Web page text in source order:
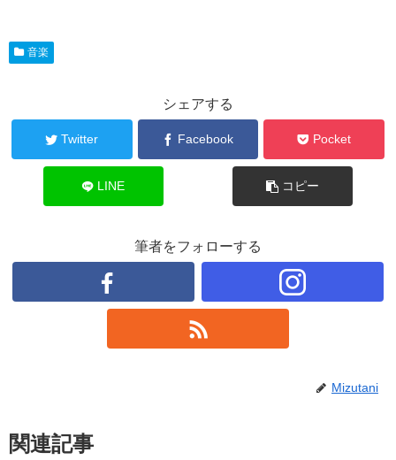
音楽
シェアする
Twitter Facebook Pocket
LINE コピー
筆者をフォローする
Mizutani
関連記事